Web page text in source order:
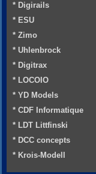
* Digirails
* ESU
* Zimo
* Uhlenbrock
* Digitrax
* LOCOIO
* YD Models
* CDF Informatique
* LDT Littfinski
* DCC concepts
* Krois-Modell